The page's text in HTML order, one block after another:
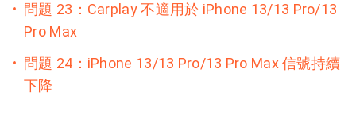
問題 23：Carplay 不適用於 iPhone 13/13 Pro/13
Pro Max
問題 24：iPhone 13/13 Pro/13 Pro Max 信號持續
下降